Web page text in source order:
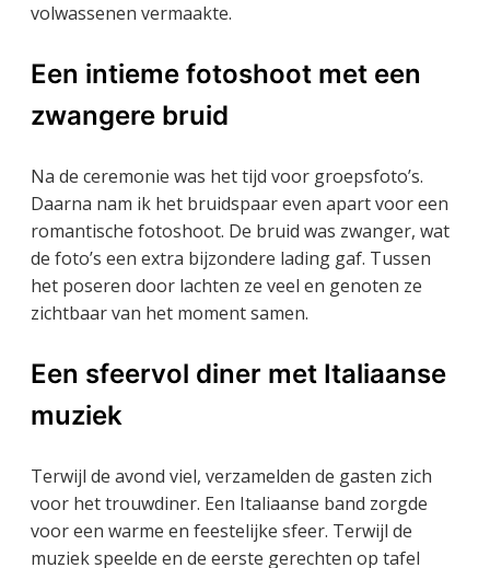
volwassenen vermaakte.
Een intieme fotoshoot met een
zwangere bruid
Na de ceremonie was het tijd voor groepsfoto’s.
Daarna nam ik het bruidspaar even apart voor een
romantische fotoshoot. De bruid was zwanger, wat
de foto’s een extra bijzondere lading gaf. Tussen
het poseren door lachten ze veel en genoten ze
zichtbaar van het moment samen.
Een sfeervol diner met Italiaanse
muziek
Terwijl de avond viel, verzamelden de gasten zich
voor het trouwdiner. Een Italiaanse band zorgde
voor een warme en feestelijke sfeer. Terwijl de
muziek speelde en de eerste gerechten op tafel